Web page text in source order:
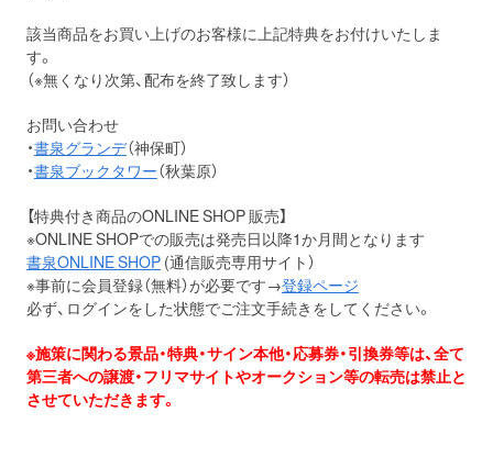
該当商品をお買い上げのお客様に上記特典をお付けいたしま
す。
（※無くなり次第、配布を終了致します）
お問い合わせ
・書泉グランデ（神保町）
・書泉ブックタワー（秋葉原）
【特典付き商品のONLINE SHOP 販売】
※ONLINE SHOPでの販売は発売日以降1か月間となります
書泉ONLINE SHOP(通信販売専用サイト）
※事前に会員登録（無料）が必要です→登録ページ
必ず、ログインをした状態でご注文手続きをしてください。
※施策に関わる景品・特典・サイン本他・応募券・引換券等は、全て
第三者への譲渡・フリマサイトやオークション等の転売は禁止と
させていただきます。